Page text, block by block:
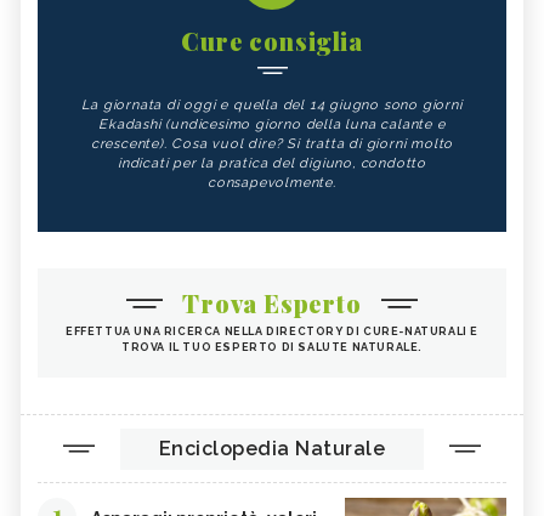
Cure consiglia
La giornata di oggi e quella del 14 giugno sono giorni
Ekadashi (undicesimo giorno della luna calante e
crescente). Cosa vuol dire? Si tratta di giorni molto
indicati per la pratica del digiuno, condotto
consapevolmente.
Trova Esperto
EFFETTUA UNA RICERCA NELLA DIRECTORY DI CURE-NATURALI E
TROVA IL TUO ESPERTO DI SALUTE NATURALE.
Enciclopedia Naturale